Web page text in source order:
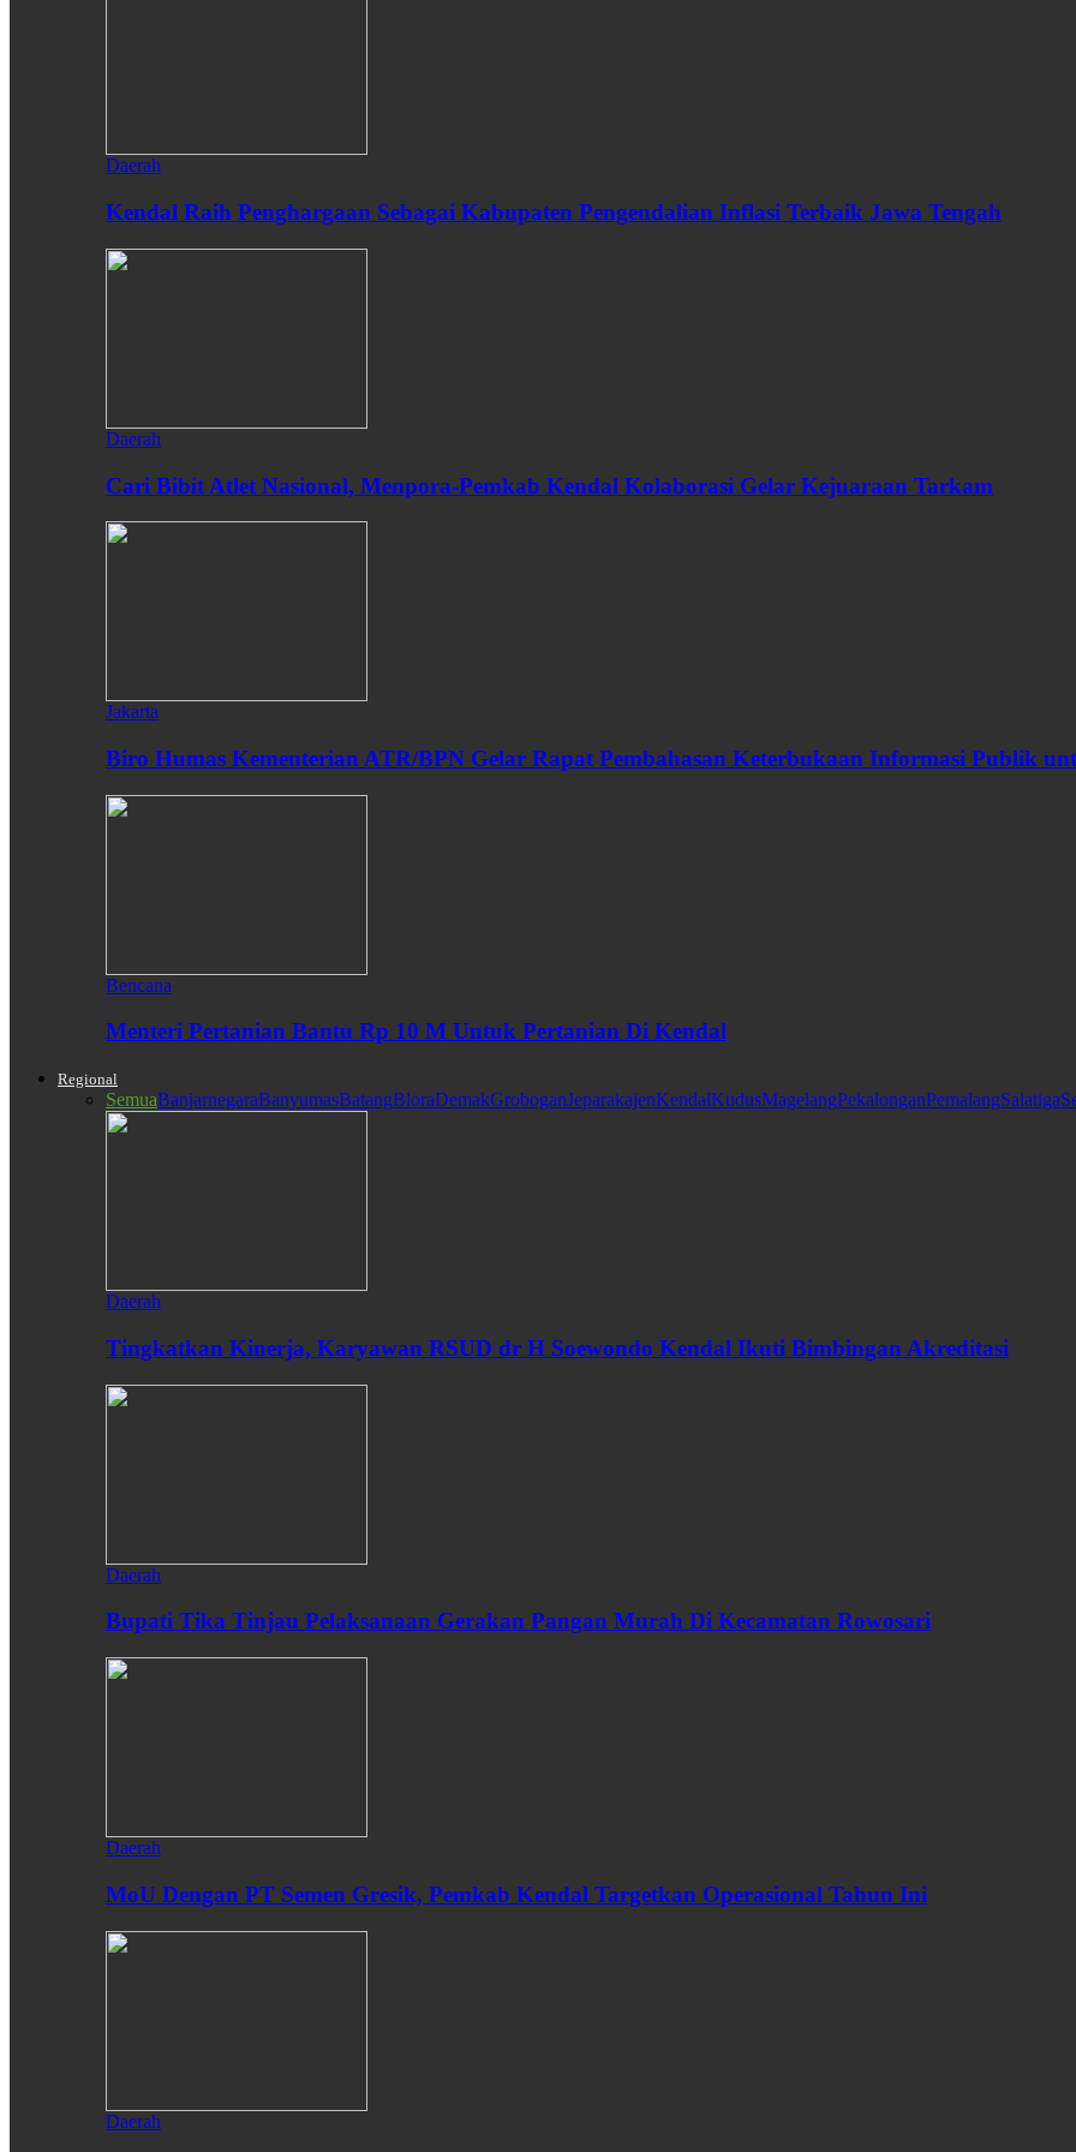
Daerah
Kendal Raih Penghargaan Sebagai Kabupaten Pengendalian Inflasi Terbaik Jawa Tengah
Daerah
Cari Bibit Atlet Nasional, Menpora-Pemkab Kendal Kolaborasi Gelar Kejuaraan Tarkam
Jakarta
Biro Humas Kementerian ATR/BPN Gelar Rapat Pembahasan Keterbukaan Informasi Publik
Bencana
Menteri Pertanian Bantu Rp 10 M Untuk Pertanian Di Kendal
Regional
SemuaBanjarnegaraBanyumasBatangBloraDemakGroboganJeparakajenKendalKudusMagelangPekalonganPemalangSalatiga
Daerah
Tingkatkan Kinerja, Karyawan RSUD dr H Soewondo Kendal Ikuti Bimbingan Akreditasi
Daerah
Bupati Tika Tinjau Pelaksanaan Gerakan Pangan Murah Di Kecamatan Rowosari
Daerah
MoU Dengan PT Semen Gresik, Pemkab Kendal Targetkan Operasional Tahun Ini
Daerah